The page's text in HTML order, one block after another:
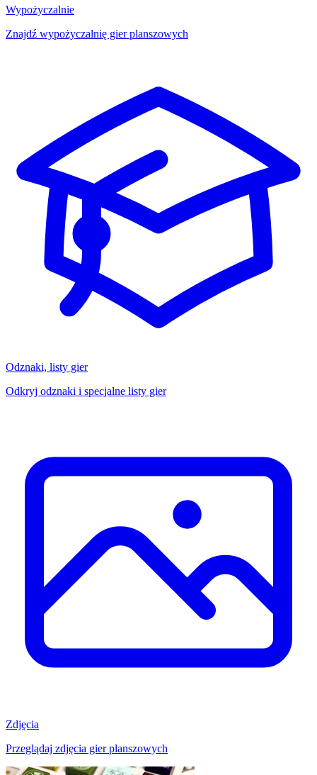
Wypożyczalnie
Znajdź wypożyczalnię gier planszowych
Odznaki, listy gier
Odkryj odznaki i specjalne listy gier
Zdjęcia
Przeglądaj zdjęcia gier planszowych